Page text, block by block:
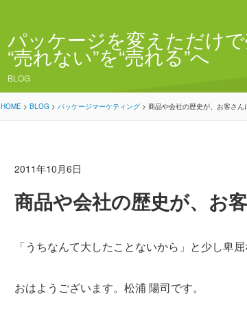
パッケージを変えただけ
“売れない”を“売れる”へ
BLOG
HOME > BLOG > パッケージマーケティング > 商品や会社の歴史が、お客さん
2011年10月6日
商品や会社の歴史が、お
「うちなんて大したことないから」と少し卑
おはようございます。松浦 陽司です。